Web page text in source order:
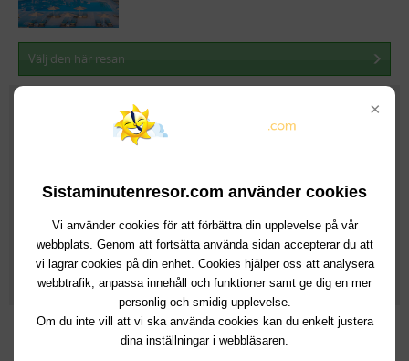
×
Sistaminutenresor.com använder cookies
Vi använder cookies för att förbättra din upplevelse på vår
webbplats. Genom att fortsätta använda sidan accepterar du att
vi lagrar cookies på din enhet. Cookies hjälper oss att analysera
webbtrafik, anpassa innehåll och funktioner samt ge dig en mer
personlig och smidig upplevelse.
Om du inte vill att vi ska använda cookies kan du enkelt justera
dina inställningar i webbläsaren.
Välj den här resan
46 999kr
Hersonissos(Grekland, Kreta)
Hotel Nana Golden Beach
Välj den här resan
67 119kr